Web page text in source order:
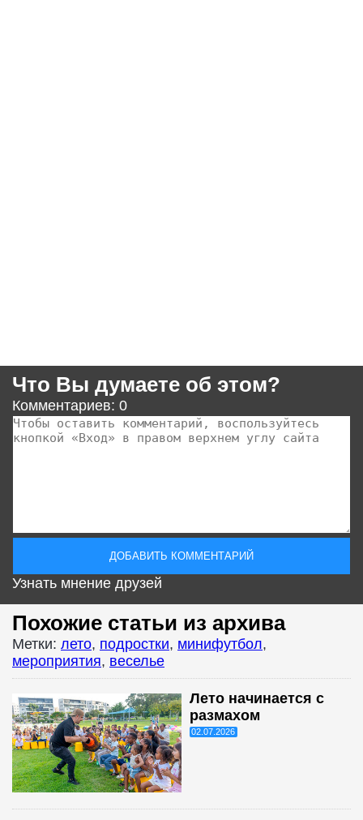
Что Вы думаете об этом?
Комментариев: 0
Узнать мнение друзей
Похожие статьи из архива
Метки: лето, подростки, минифутбол,
мероприятия, веселье
Лето начинается с
размахом
02.07.2026